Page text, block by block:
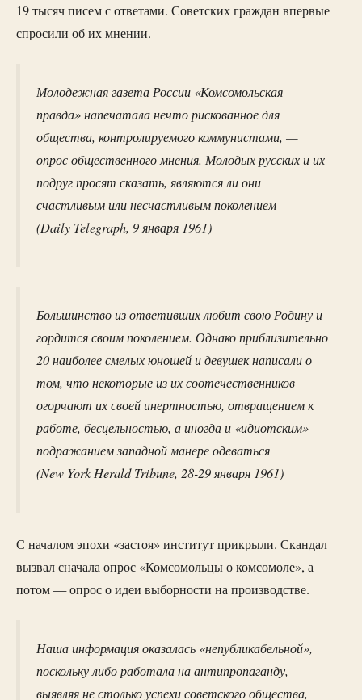
19 тысяч писем с ответами. Советских граждан впервые
спросили об их мнении.
Молодежная газета России «Комсомольская
правда» напечатала нечто рискованное для
общества, контролируемого коммунистами, —
опрос общественного мнения. Молодых русских и их
подруг просят сказать, являются ли они
счастливым или несчастливым поколением
(Daily Telegraph, 9 января 1961)
Большинство из ответивших любит свою Родину и
гордится своим поколением. Однако приблизительно
20 наиболее смелых юношей и девушек написали о
том, что некоторые из их соотечественников
огорчают их своей инертностью, отвращением к
работе, бесцельностью, а иногда и «идиотским»
подражанием западной манере одеваться
(New York Herald Tribune, 28-29 января 1961)
С началом эпохи «застоя» институт прикрыли. Скандал
вызвал сначала опрос «Комсомольцы о комсомоле», а
потом — опрос о идеи выборности на производстве.
Наша информация оказалась «непубликабельной»,
поскольку либо работала на антипропаганду,
выявляя не столько успехи советского общества,